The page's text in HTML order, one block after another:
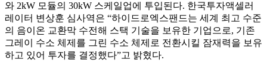
와 2kW 모듈의 30kW 스케일업에 투입된다. 한국투자액셀러
레이터 변상훈 심사역은 “하이드로엑스팬드는 세계 최고 수준
의 음이온 교환막 수전해 스택 기술을 보유한 기업으로, 기존
그레이 수소 체제를 그린 수소 체제로 전환시킬 잠재력을 보유
하고 있어 투자를 결정했다”고 밝혔다.